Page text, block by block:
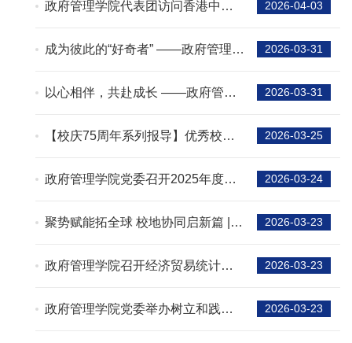
政府管理学院代表团访问香港中文
2026-04-03
成为彼此的“好奇者” ——政府管理学
2026-03-31
以心相伴，共赴成长 ——政府管理
2026-03-31
【校庆75周年系列报导】优秀校友
组织能力建设委员会主席
2026-03-25
政府管理学院党委召开2025年度基
2026-03-24
聚势赋能拓全球 校地协同启新篇 |
海峰会 跨境电商产业研究中心浙江
2026-03-23
政府管理学院召开经济贸易统计国
2026-03-23
政府管理学院党委举办树立和践行
2026-03-23